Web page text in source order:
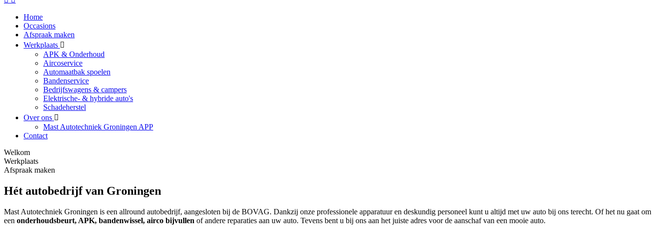
Home
Occasions
Afspraak maken
Werkplaats
APK & Onderhoud
Aircoservice
Automaatbak spoelen
Bandenservice
Bedrijfswagens & campers
Elektrische- & hybride auto's
Schadeherstel
Over ons
Mast Autotechniek Groningen APP
Contact
Welkom
Werkplaats
Afspraak maken
Hét autobedrijf van Groningen
Mast Autotechniek Groningen is een allround autobedrijf, aangesloten bij de BOVAG. Dankzij onze professionele apparatuur en deskundig personeel kunt u altijd met uw auto bij ons terecht. Of het nu gaat om
een onderhoudsbeurt, APK, bandenwissel, airco bijvullen of andere reparaties aan uw auto. Tevens bent u bij ons aan het juiste adres voor de aanschaf van een mooie auto.